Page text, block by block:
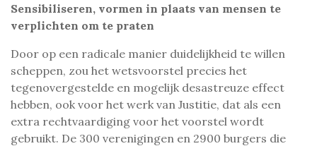
Sensibiliseren, vormen in plaats van mensen te
verplichten om te praten
Door op een radicale manier duidelijkheid te willen
scheppen, zou het wetsvoorstel precies het
tegenovergestelde en mogelijk desastreuze effect
hebben, ook voor het werk van Justitie, dat als een
extra rechtvaardiging voor het voorstel wordt
gebruikt. De 300 verenigingen en 2900 burgers die